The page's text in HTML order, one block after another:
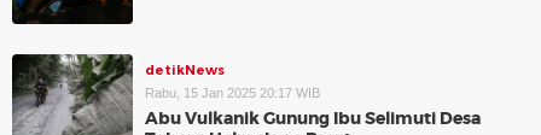
detikNews
Rabu, 15 Jan 2025 20:17 WIB
Abu Vulkanik Gunung Ibu Selimuti Desa